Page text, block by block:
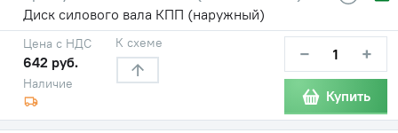
Диск силового вала КПП (наружный)
Наличие
Цена с НДС
642 руб.
К схеме − +
Купить